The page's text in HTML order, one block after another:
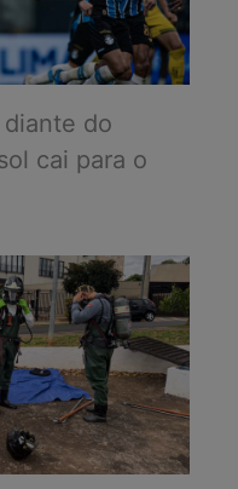
diante do
cai para o